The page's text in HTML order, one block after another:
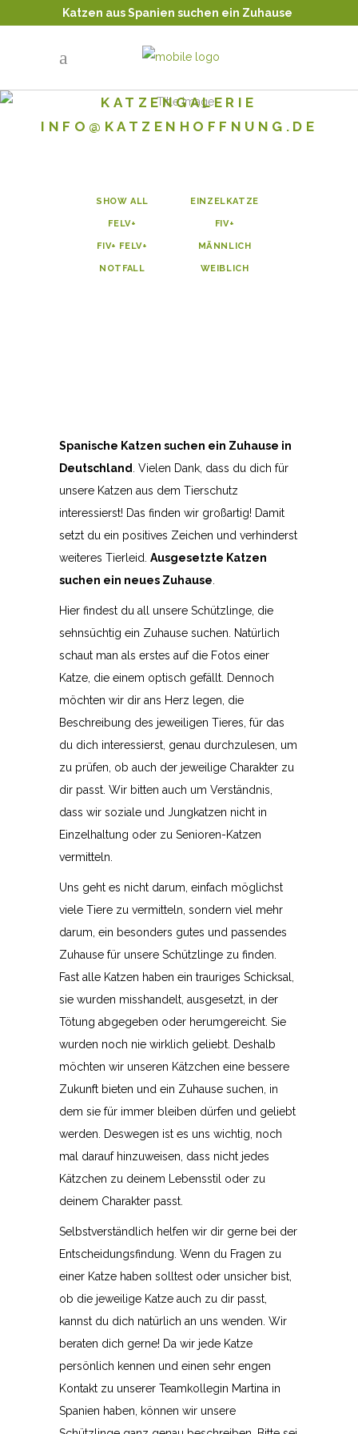
Katzen aus Spanien suchen ein Zuhause
KATZENGALERIE
INFO@KATZENHOFFNUNG.DE
SHOW ALL EINZELKATZE
FELV+ FIV+
FIV+ FELV+ MÄNNLICH
NOTFALL WEIBLICH
Spanische Katzen suchen ein Zuhause in
Deutschland . Vielen Dank, dass du dich für
unsere Katzen aus dem Tierschutz
interessierst! Das finden wir großartig! Damit
setzt du ein positives Zeichen und verhinderst
weiteres Tierleid. Ausgesetzte Katzen
suchen ein neues Zuhause
Hier findest du all unsere Schützlinge, die
sehnsüchtig ein Zuhause suchen. Natürlich
schaut man als erstes auf die Fotos einer
Katze, die einem optisch gefällt. Dennoch
möchten wir dir ans Herz legen, die
Beschreibung des jeweiligen Tieres, für das
du dich interessierst, genau durchzulesen, um
zu prüfen, ob auch der jeweilige Charakter zu
dir passt. Wir bitten auch um Verständnis,
dass wir soziale und Jungkatzen nicht in
Einzelhaltung oder zu Senioren-Katzen
vermitteln.
Uns geht es nicht darum, einfach möglichst
viele Tiere zu vermitteln, sondern viel mehr
darum, ein besonders gutes und passendes
Zuhause für unsere Schützlinge zu finden.
Fast alle Katzen haben ein trauriges Schicksal,
sie wurden misshandelt, ausgesetzt, in der
Tötung abgegeben oder herumgereicht. Sie
wurden noch nie wirklich geliebt. Deshalb
möchten wir unseren Kätzchen eine bessere
Zukunft bieten und ein Zuhause suchen, in
dem sie für immer bleiben dürfen und geliebt
werden. Deswegen ist es uns wichtig, noch
mal darauf hinzuweisen, dass nicht jedes
Kätzchen zu deinem Lebensstil oder zu
deinem Charakter passt.
Selbstverständlich helfen wir dir gerne bei der
Entscheidungsfindung. Wenn du Fragen zu
einer Katze haben solltest oder unsicher bist,
ob die jeweilige Katze auch zu dir passt,
kannst du dich natürlich an uns wenden. Wir
beraten dich gerne! Da wir jede Katze
persönlich kennen und einen sehr engen
Kontakt zu unserer Teamkollegin Martina in
Spanien haben, können wir unsere